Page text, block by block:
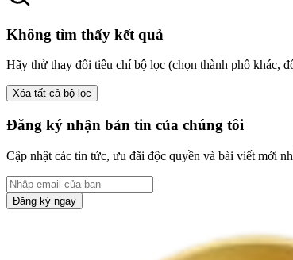
Không tìm thấy kết quả
Hãy thử thay đổi tiêu chí bộ lọc (chọn thành phố khác,
Xóa tất cả bộ lọc
Đăng ký nhận bản tin của chúng tôi
Cập nhật các tin tức, ưu đãi độc quyền và bài viết mới
Đăng ký ngay